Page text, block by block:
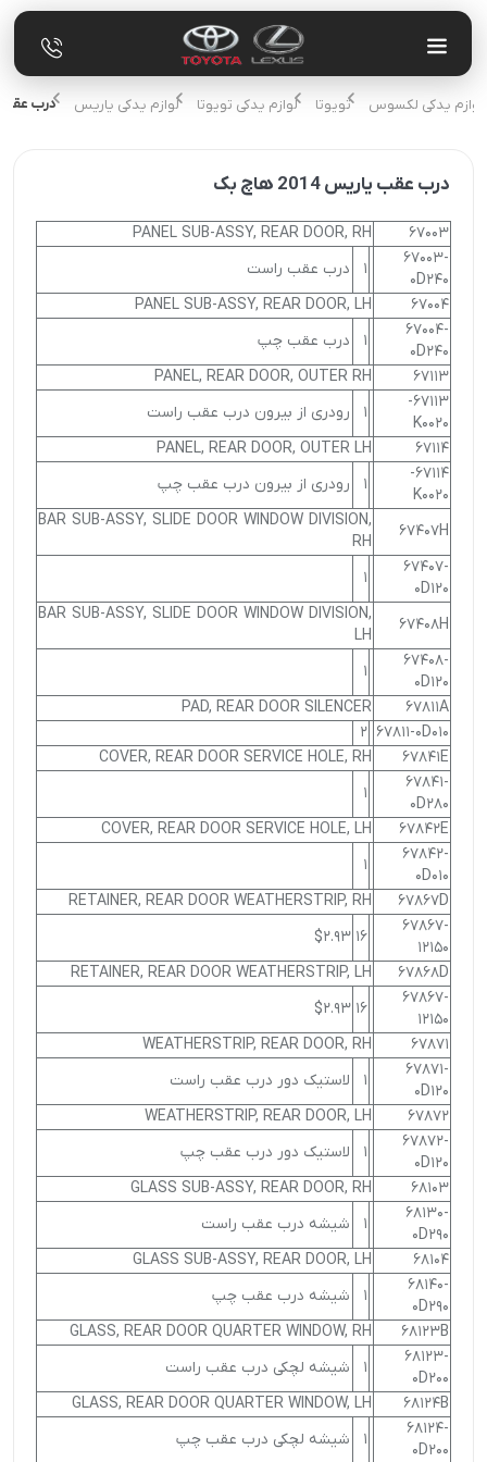
لوازم یدکی لکسوس تویوتا لوازم یدکی تویوتا لوازم یدکی یاریس درب عقب
درب عقب یاریس 2014 هاچ بک
67003
PANEL SUB-ASSY, REAR DOOR, RH
67003-
0D240
1
درب عقب راست
67004
PANEL SUB-ASSY, REAR DOOR, LH
67004-
0D240
1
درب عقب چپ
67113
PANEL, REAR DOOR, OUTER RH
67113-
K0020
1
رودری از بیرون درب عقب راست
67114
PANEL, REAR DOOR, OUTER LH
67114-
K0020
1 رودری از بیرون درب عقب چپ
67407H
BAR SUB-ASSY, SLIDE DOOR WINDOW DIVISION,
RH
67407-
0D120
1
67408H
BAR SUB-ASSY, SLIDE DOOR WINDOW DIVISION,
LH
67408-
0D120
1
67811A
PAD, REAR DOOR SILENCER
67811-0D010
2
67841E
COVER, REAR DOOR SERVICE HOLE, RH
67841-
0D280
1
67842E
COVER, REAR DOOR SERVICE HOLE, LH
67842-
0D010
1
67867D
RETAINER, REAR DOOR WEATHERSTRIP, RH
67867-
12150
16
$2.93
67868D
RETAINER, REAR DOOR WEATHERSTRIP, LH
67867-
12150
16
$2.93
67871
WEATHERSTRIP, REAR DOOR, RH
67871-
0D120
1
لاستیک دور درب عقب راست
67872
WEATHERSTRIP, REAR DOOR, LH
67872-
0D120
1
لاستیک دور درب عقب چپ
68103
GLASS SUB-ASSY, REAR DOOR, RH
68130-
0D290
1
شیشه درب عقب راست
68104
GLASS SUB-ASSY, REAR DOOR, LH
68140-
0D290
1
شیشه درب عقب چپ
68123B
GLASS, REAR DOOR QUARTER WINDOW, RH
68123-
0D200
1
شیشه لچکی درب عقب راست
68124B
GLASS, REAR DOOR QUARTER WINDOW, LH
68124-
0D200
1
شیشه لچکی درب عقب چپ